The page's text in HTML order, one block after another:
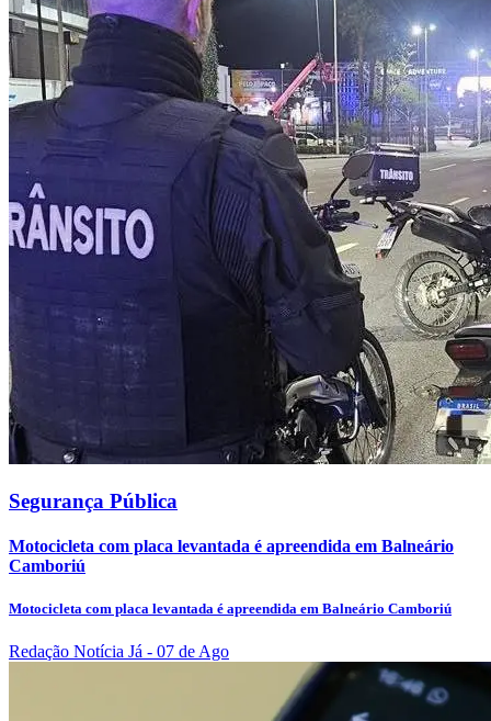
Segurança Pública
Motocicleta com placa levantada é apreendida em Balneário
Camboriú
Motocicleta com placa levantada é apreendida em Balneário Camboriú
Redação Notícia Já - 07 de Ago